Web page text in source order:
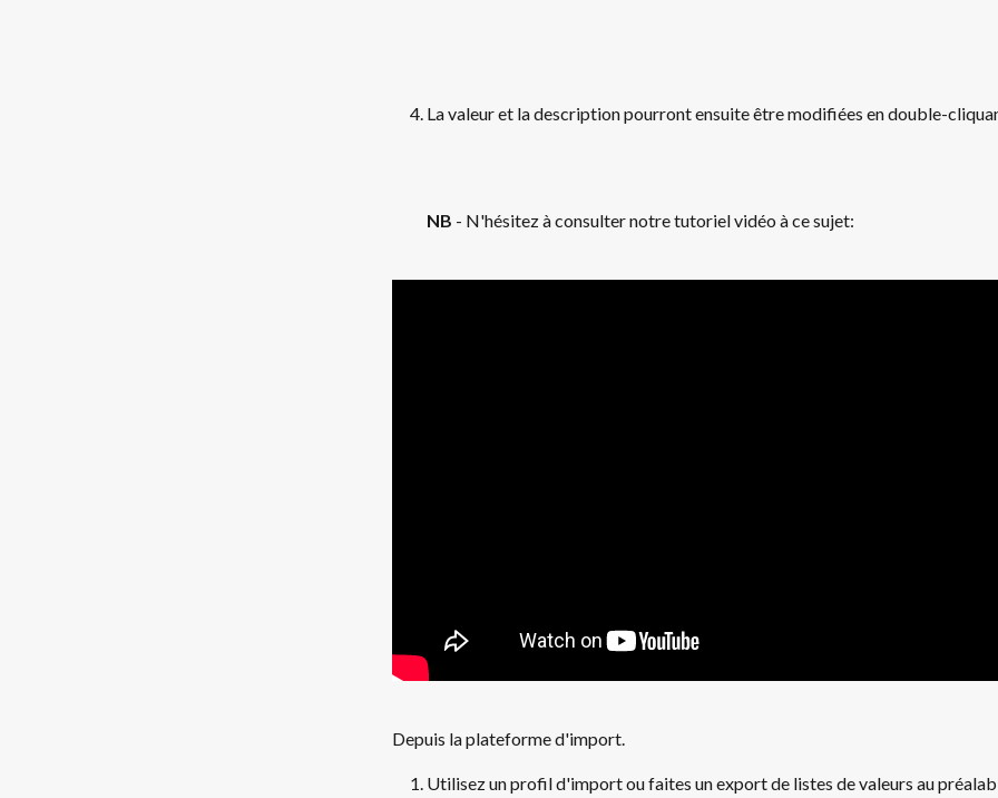
La valeur et la description pourront ensuite être modifiées en double-
NB - N'hésitez à consulter notre tutoriel vidéo à ce sujet:
Depuis la plateforme d'import.
Utilisez un profil d'import ou faites un export de listes de valeurs au